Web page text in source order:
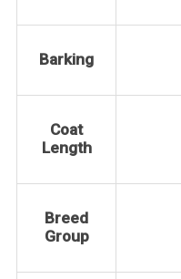
Barking
Coat
Length
Breed
Group